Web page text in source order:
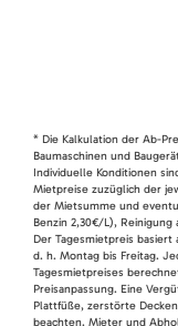
* Die Kalkulation der Ab-
Baumaschinen und
Individuelle Konditionen
Mietpreise zuzüglich der
der Mietsumme und
Benzin 2,30€/L),
Der Tagesmietpreis
d. h. Montag bis Freitag.
Tagesmietpreises
Preisanpassung. Eine
Plattfüße, zerstörte
beachten. Mieter und